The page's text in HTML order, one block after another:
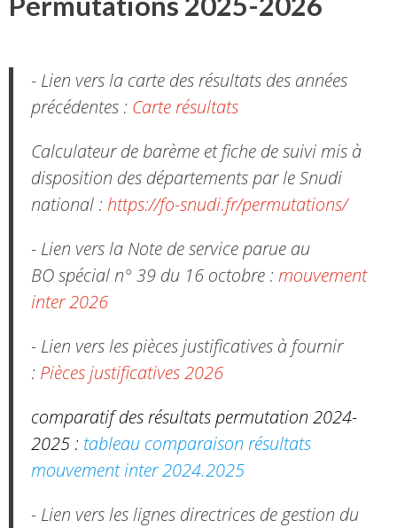
- Lien vers la carte des résultats des années
précédentes : Carte résultats
Calculateur de barème et fiche de suivi mis à
disposition des départements par le Snudi
national : https://fo-snudi.fr/permutations/
- Lien vers la Note de service parue au
BO spécial n° 39 du 16 octobre : mouvement
inter 2026
- Lien vers les pièces justificatives à fournir
: Pièces justificatives 2026
comparatif des résultats permutation 2024-
2025 : tableau comparaison résultats
mouvement inter 2024.2025
- Lien vers les lignes directrices de gestion du